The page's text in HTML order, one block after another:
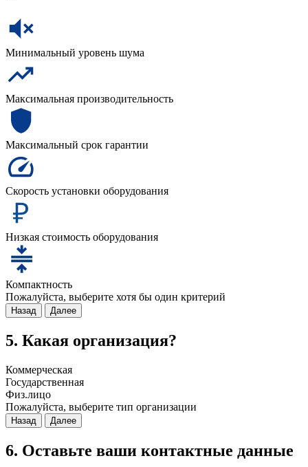
Минимальный уровень шума
Максимальная производительность
Максимальный срок гарантии
Скорость установки оборудования
Низкая стоимость оборудования
Компактность
Пожалуйста, выберите хотя бы один критерий
Назад Далее
5. Какая организация?
Коммерческая
Государственная
Физ.лицо
Пожалуйста, выберите тип организации
Назад Далее
6. Оставьте ваши контактные данные